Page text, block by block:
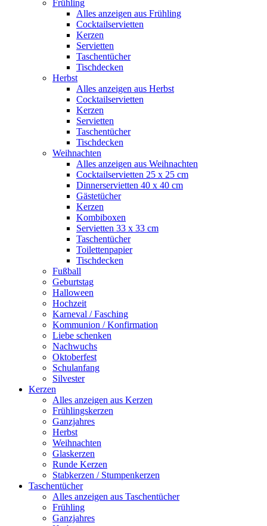
Frühling
Alles anzeigen aus Frühling
Cocktailservietten
Kerzen
Servietten
Taschentücher
Tischdecken
Herbst
Alles anzeigen aus Herbst
Cocktailservietten
Kerzen
Servietten
Taschentücher
Tischdecken
Weihnachten
Alles anzeigen aus Weihnachten
Cocktailservietten 25 x 25 cm
Dinnerservietten 40 x 40 cm
Gästetücher
Kerzen
Kombiboxen
Servietten 33 x 33 cm
Taschentücher
Toilettenpapier
Tischdecken
Fußball
Geburtstag
Halloween
Hochzeit
Karneval / Fasching
Kommunion / Konfirmation
Liebe schenken
Nachwuchs
Oktoberfest
Schulanfang
Silvester
Kerzen
Alles anzeigen aus Kerzen
Frühlingskerzen
Ganzjahres
Herbst
Weihnachten
Glaskerzen
Runde Kerzen
Stabkerzen / Stumpenkerzen
Taschentücher
Alles anzeigen aus Taschentücher
Frühling
Ganzjahres